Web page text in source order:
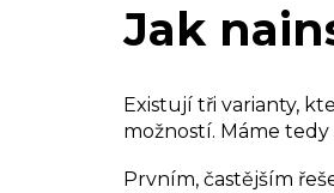
Jak
Existují tři varianty,
možností. Máme
Prvním, častějším